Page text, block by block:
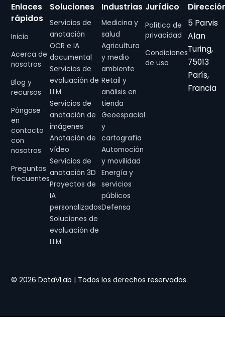
Enlaces
rápidos
Inicio
Acerca de
nosotros
Blog y
recursos
Póngase
en
contacto
con
nosotros
Preguntas
frecuentes
Soluciones
Servicios de
anotación
OCR e IA
documental
Servicios de
evaluación de
LLM
Servicios de
anotación de
imágenes
Anotación de
vídeo
Servicios de
anotación 3D
Proyectos de
IA
personalizados
Soluciones de
evaluación de
LLM
Industrias
Medicina y
salud
Agricultura
y medio
ambiente
Retail y
análisis en
tienda
Geoespacial
y
cartografía
Automoción
y movilidad
Energía y
servicios
públicos
Defensa
Jurídico
Política de
privacidad
Condiciones
de uso
5 Parvis
Alan
Turing,
75013
París,
Francia
© 2026 DataVLab | Todos los derechos reservados.